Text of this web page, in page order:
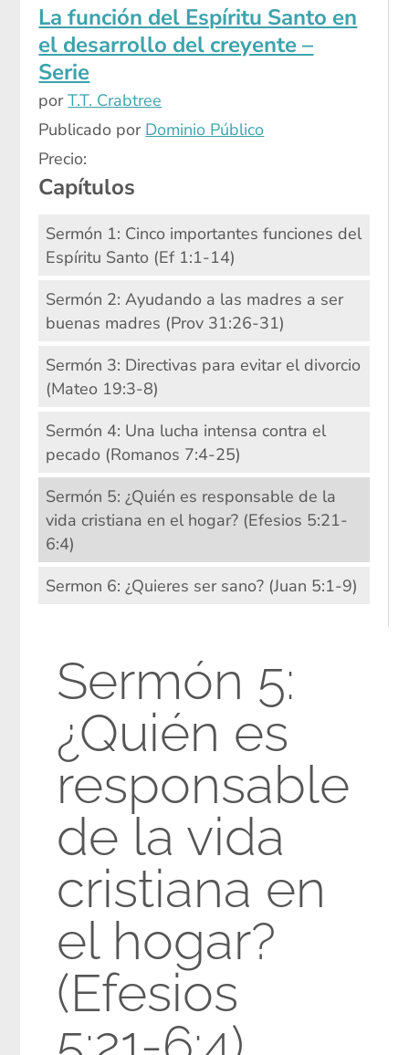
La función del Espíritu Santo en
el desarrollo del creyente –
Serie
porT.T. Crabtree
Publicado por Dominio Público
Precio:
Capítulos
Sermón 1: Cinco importantes funciones del
Espíritu Santo (Ef 1:1-14)
Sermón 2: Ayudando a las madres a ser
buenas madres (Prov 31:26-31)
Sermón 3: Directivas para evitar el divorcio
(Mateo 19:3-8)
Sermón 4: Una lucha intensa contra el
pecado (Romanos 7:4-25)
Sermón 5: ¿Quién es responsable de la
vida cristiana en el hogar? (Efesios 5:21-
6:4)
Sermon 6: ¿Quieres ser sano? (Juan 5:1-9)
Sermón 5:
¿Quién es
responsable
de la vida
cristiana en
el hogar?
(Efesios